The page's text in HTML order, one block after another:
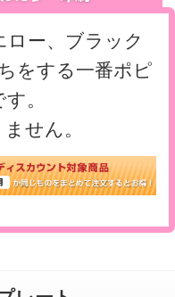
ト >
ュア